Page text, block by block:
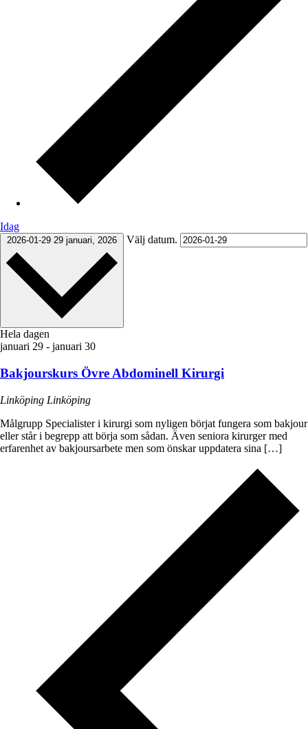
Idag
2026-01-29 29 januari, 2026 Välj datum.
Hela dagen
januari 29 - januari 30
Bakjourskurs Övre Abdominell Kirurgi
Linköping Linköping
Målgrupp Specialister i kirurgi som nyligen börjat fungera som bakjour
eller står i begrepp att börja som sådan. Även seniora kirurger med
erfarenhet av bakjoursarbete men som önskar uppdatera sina […]